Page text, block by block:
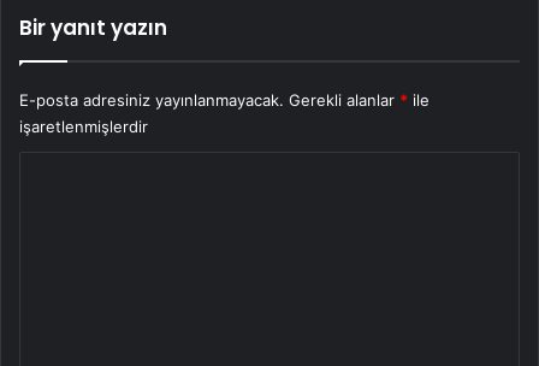
Bir yanıt yazın
E-posta adresiniz yayınlanmayacak. Gerekli alanlar * ile
işaretlenmişlerdir